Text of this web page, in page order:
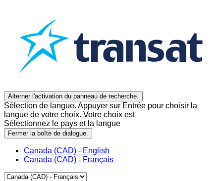
Alterner l'activation du panneau de recherche.
Sélection de langue. Appuyer sur Entrée pour choisir la
langue de votre choix. Votre choix est
Sélectionnez le pays et la langue
Fermer la boîte de dialogue.
Canada (CAD) - English
Canada (CAD) - Français